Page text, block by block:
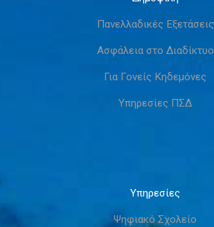
Πανελλαδικές Εξετάσεις
Ασφάλεια στο Διαδίκτυο
Για Γονείς Κηδεμόνες
Υπηρεσίες ΠΣΔ
Υπηρεσίες
Ψηφιακό Σχολείο